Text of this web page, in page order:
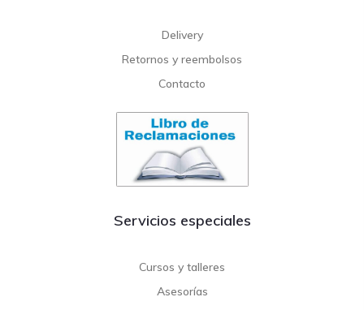
Delivery
Retornos y reembolsos
Contacto
Servicios especiales
Cursos y talleres
Asesorías